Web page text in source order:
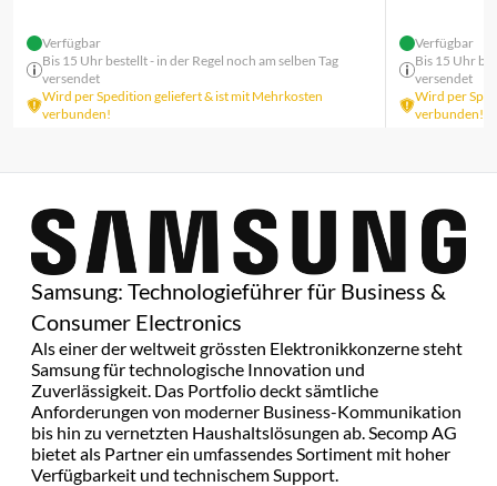
Verfügbar
Bis 15 Uhr bestellt - in der Regel noch am selben Tag
versendet
Wird per Spedition geliefert & ist mit Mehrkosten
verbunden!
Verfügbar
Bis 15 Uhr
versendet
Wird per
verbunden!
Samsung: Technologieführer für Business &
Consumer Electronics
Als einer der weltweit grössten Elektronikkonzerne steht
Samsung für technologische Innovation und
Zuverlässigkeit. Das Portfolio deckt sämtliche
Anforderungen von moderner Business-Kommunikation
bis hin zu vernetzten Haushaltslösungen ab. Secomp AG
bietet als Partner ein umfassendes Sortiment mit hoher
Verfügbarkeit und technischem Support.